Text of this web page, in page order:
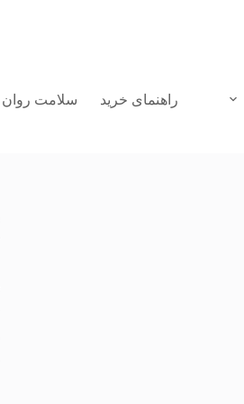
راهنمای خرید سلامت روان